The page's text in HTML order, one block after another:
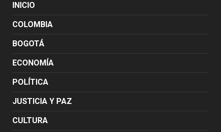
INICIO
COLOMBIA
BOGOTÁ
ECONOMÍA
POLÍTICA
JUSTICIA Y PAZ
CULTURA